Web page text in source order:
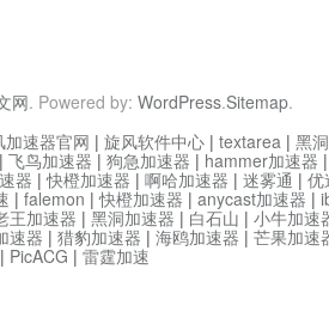
网. Powered by: WordPress.Sitemap.
加速器官网 | 旋风软件中心 | textarea | 黑
| 飞鸟加速器 | 狗急加速器 | hammer加速器
器 |快橙加速器 | 啊哈加速器 | 迷雾通 | 优
| falemon |快橙加速器 | anycast加速器 |
王加速器 | 黑洞加速器 | 白石山 | 小牛加速
速器 | 猎豹加速器 | 海鸥加速器 | 芒果加速
| PicACG | 雷霆加速